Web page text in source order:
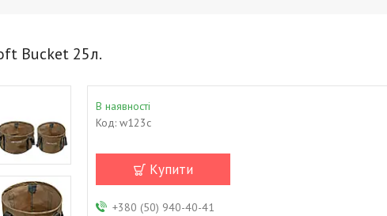
Bucket 25л.
В наявності
Код: w123c
Купити
+380 (50) 940-40-41